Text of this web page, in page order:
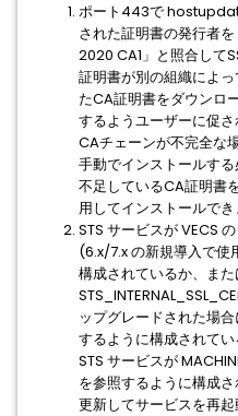
ポート443で
された証明書の発行者
2020 CA1」と照合して
証明書が別の組織によ
たCA証明書をダウン
するようユーザーに促さ
CAチェーンが不完全な
手動でインストールする
不足しているCA証明書
用してインストールでき
STS サービスが VECS
(6.x/7.x の新規導入で使
構成されているか、ま
ップグレードされた場
するように構成されてい
STS サービスが
を参照するように構成
更新してサービスを再起